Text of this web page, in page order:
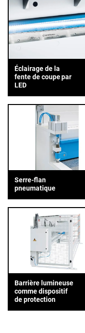
Éclairage de la
fente de coupe par
LED
Serre-flan
pneumatique
Barrière lumineuse
comme dispositif
de protection